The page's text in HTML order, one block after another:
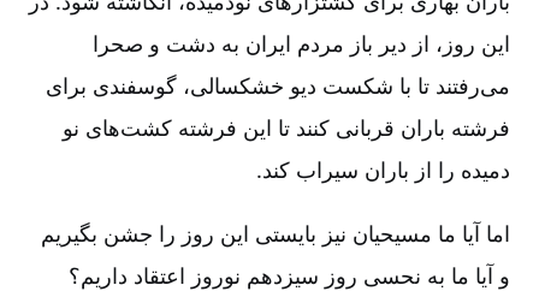
این روز، از دیر باز مردم ایران به دشت و صحرا
می‌رفتند تا با شکست دیو خشکسالی، گوسفندی برای
فرشته باران قربانی کنند تا این فرشته کشت‌های نو
دمیده را از باران سیراب کند.
اما آیا ما مسیحیان نیز بایستی این روز را جشن بگیریم
و آیا ما به نحسی روز سیزدهم نوروز اعتقاد داریم؟